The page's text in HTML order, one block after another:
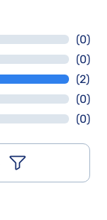
(0)
(0)
(2)
(0)
(0)